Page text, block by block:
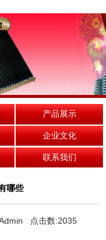
产品展示
企业文化
联系我们
哪些
点击数:2035